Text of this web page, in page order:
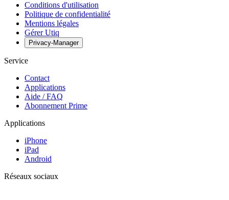
Conditions d'utilisation
Politique de confidentialité
Mentions légales
Gérer Utiq
Privacy-Manager
Service
Contact
Applications
Aide / FAQ
Abonnement Prime
Applications
iPhone
iPad
Android
Réseaux sociaux